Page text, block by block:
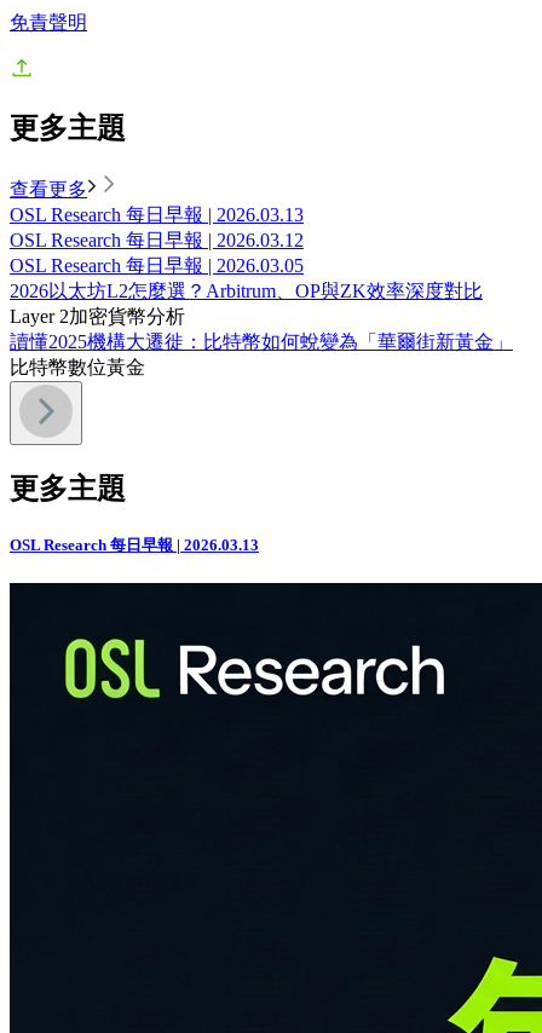
免責聲明
更多主題
查看更多
OSL Research 每日早報 | 2026.03.13
OSL Research 每日早報 | 2026.03.12
OSL Research 每日早報 | 2026.03.05
2026以太坊L2怎麼選？Arbitrum、OP與ZK效率深度對比
Layer 2加密貨幣分析
讀懂2025機構大遷徙：比特幣如何蛻變為「華爾街新黃金」
比特幣數位黃金
更多主題
OSL Research 每日早報 | 2026.03.13